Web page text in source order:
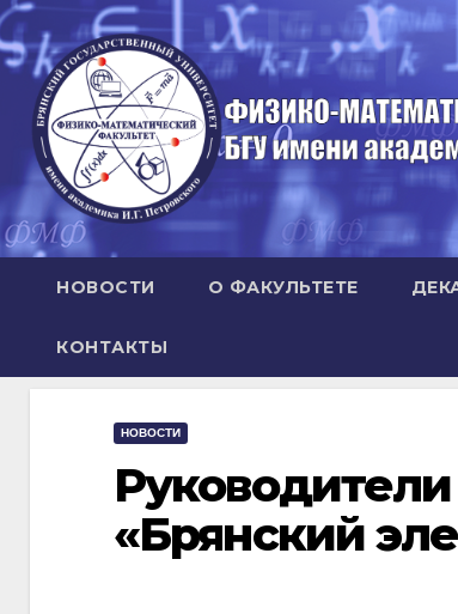
Перейти
к
содержимому
НОВОСТИ О ФАКУЛЬТЕТЕ
КОНТАКТЫ
НОВОСТИ
«Брянский